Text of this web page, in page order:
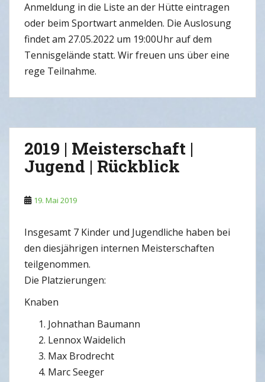
Anmeldung in die Liste an der Hütte eintragen
oder beim Sportwart anmelden. Die Auslosung
findet am 27.05.2022 um 19:00Uhr auf dem
Tennisgelände statt. Wir freuen uns über eine
rege Teilnahme.
2019 | Meisterschaft |
Jugend | Rückblick
19. Mai 2019
Insgesamt 7 Kinder und Jugendliche haben bei
den diesjährigen internen Meisterschaften
teilgenommen.
Die Platzierungen:
Knaben
Johnathan Baumann
Lennox Waidelich
Max Brodrecht
Marc Seeger